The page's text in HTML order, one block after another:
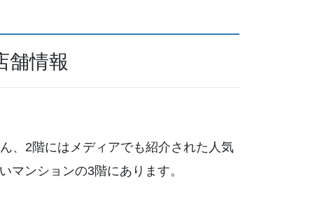
舗情報
、2階にはメディアでも紹介された人気
マンションの3階にあります。